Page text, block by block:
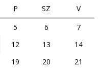
P SZ
V
5 6
7
12 13
14
19 20
21